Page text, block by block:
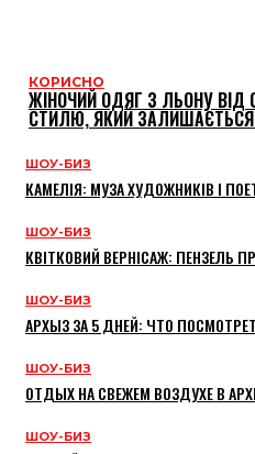
КОРИСНО
ЖІНОЧИЙ ОДЯГ З ЛЬОНУ ВІД
СТИЛЮ, ЯКИЙ
ШОУ-БИЗ
КАМЕЛІЯ: МУЗА ХУДОЖНИКІВ І
ШОУ-БИЗ
КВІТКОВИЙ ВЕРНІСАЖ: ПЕНЗЕЛЬ
ШОУ-БИЗ
АРХЫЗ ЗА 5 ДНЕЙ: ЧТО
ШОУ-БИЗ
ОТДЫХ НА СВЕЖЕМ ВОЗДУХЕ В
ШОУ-БИЗ